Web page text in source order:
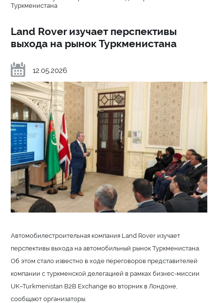
Туркменистана
Land Rover изучает перспективы
выхода на рынок Туркменистана
12.05.2026
Автомобилестроительная компания Land Rover изучает
перспективы выхода на автомобильный рынок Туркменистана.
Об этом стало известно в ходе переговоров представителей
компании с туркменской делегацией в рамках бизнес-миссии
UK–Turkmenistan B2B Exchange во вторник в Лондоне,
сообщают организаторы.